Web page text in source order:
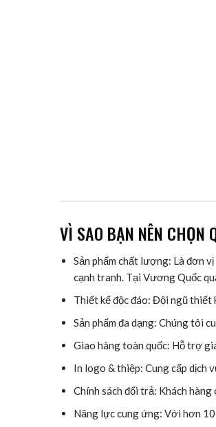
VÌ SAO BẠN NÊN CHỌN
Sản phẩm chất lượng: Là đơn
cạnh tranh. Tại Vương Quốc
Thiết kế độc đáo: Đội ngũ thiết
Sản phẩm đa dạng: Chúng tôi
Giao hàng toàn quốc: Hỗ trợ
In logo & thiệp: Cung cấp dịch
Chính sách đổi trả: Khách
Năng lực cung ứng: Với hơn